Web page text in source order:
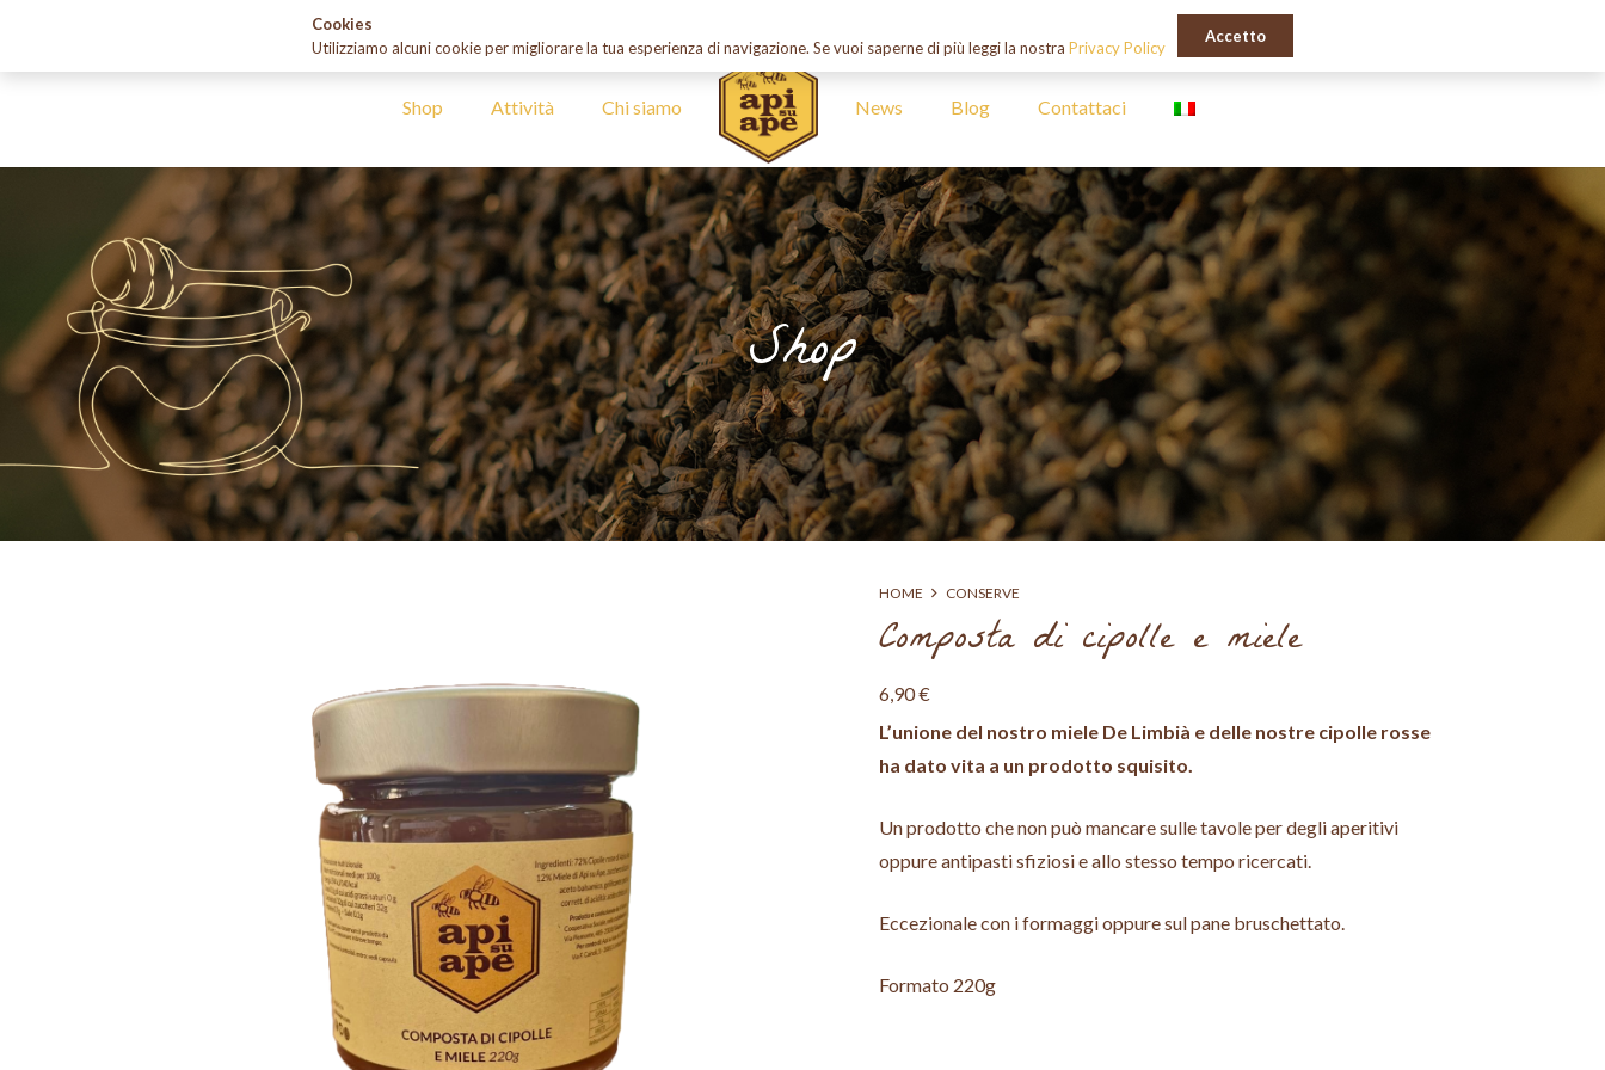
apisuape@gmail.com
Shop Attività Chi siamo News Blog Contattaci
Shop
HOME CONSERVE
Composta di cipolle e miele
6,90€
L’unione del nostro miele De Limbià e delle nostre cipolle rosse
ha dato vita a un prodotto squisito.
Un prodotto che non può mancare sulle tavole per degli aperitivi
oppure antipasti sfiziosi e allo stesso tempo ricercati.
Eccezionale con i formaggi oppure sul pane bruschettato.
Formato 220g
Cookies
Utilizziamo alcuni cookie per migliorare la tua esperienza di navigazione. Se vuoi saperne di più leggi la nostra Privacy Policy
Accetto